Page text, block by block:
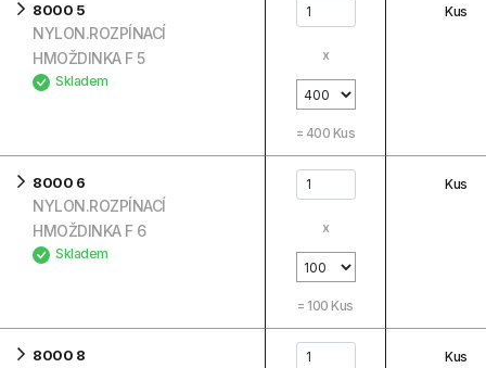
8000 5
NYLON.ROZPÍNACÍ
HMOŽDINKA F 5
Skladem
x
= 400 Kus
Kus
8000 6
NYLON.ROZPÍNACÍ
HMOŽDINKA F 6
Skladem
x
= 100 Kus
Kus
8000 8 Kus